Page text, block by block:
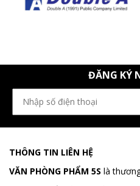
ĐĂNG KÝ
THÔNG TIN LIÊN HỆ
VĂN PHÒNG PHẨM 5S là